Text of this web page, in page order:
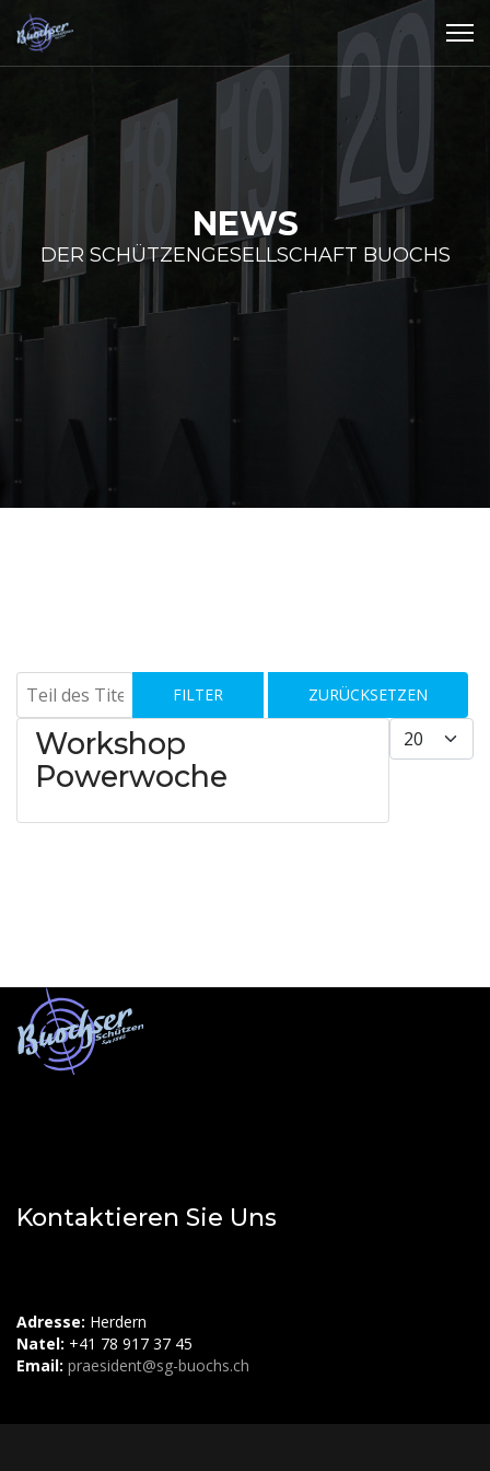
NEWS
DER SCHÜTZENGESELLSCHAFT BUOCHS
Teil des Titels eingeben
FILTER
ZURÜCKSETZEN
Anzeige #
Workshop
Powerwoche
Kontaktieren Sie Uns
Adresse: Herdern
Natel: +41 78 917 37 45
Email: praesident@sg-buochs.ch